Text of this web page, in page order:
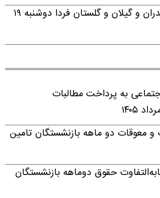
وضعیت تعطیلی ادارات مازندران و گیلان و گلستان فردا دوشنبه ۱۹
به پرداخت مطالبات
و معوقات دو ماهه بازنشستگان تامین
حقوق دوماهه بازنشستگان